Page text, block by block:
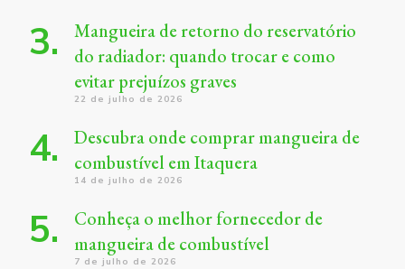
Mangueira de retorno do reservatório
do radiador: quando trocar e como
evitar prejuízos graves
22 de julho de 2026
Descubra onde comprar mangueira de
combustível em Itaquera
14 de julho de 2026
Conheça o melhor fornecedor de
mangueira de combustível
7 de julho de 2026